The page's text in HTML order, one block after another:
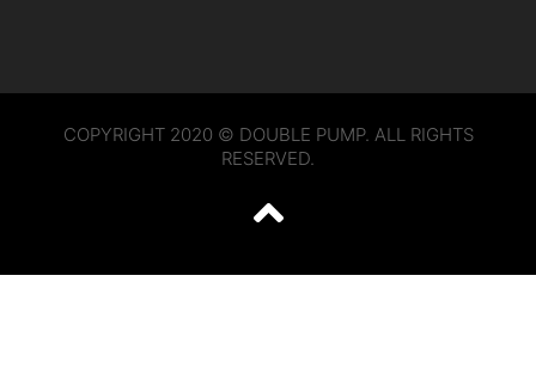
COPYRIGHT 2020 © DOUBLE PUMP. ALL RIGHTS
RESERVED.